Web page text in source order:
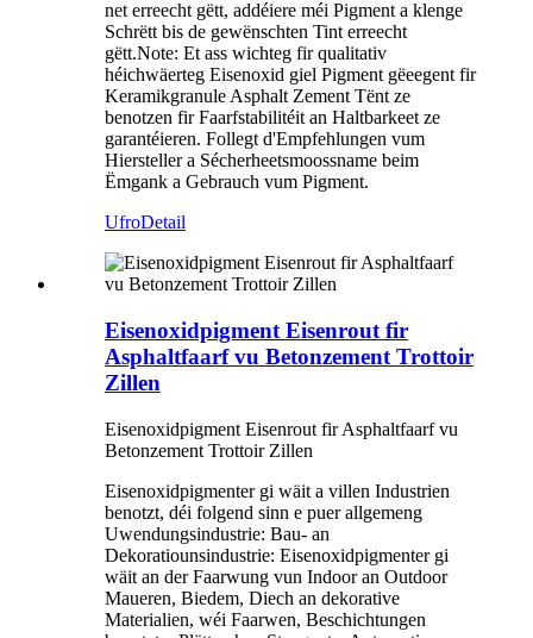
net erreecht gëtt, addéiere méi Pigment a klenge
Schrëtt bis de gewënschten Tint erreecht
gëtt.Note: Et ass wichteg fir qualitativ
héichwäerteg Eisenoxid giel Pigment gëeegent fir
Keramikgranule Asphalt Zement Tënt ze
benotzen fir Faarfstabilitéit an Haltbarkeet ze
garantéieren. Follegt d'Empfehlungen vum
Hiersteller a Sécherheetsmoossname beim
Ëmgank a Gebrauch vum Pigment.
UfroDetail
Eisenoxidpigment Eisenrout fir
Asphaltfaarf vu Betonzement Trottoir
Zillen
Eisenoxidpigment Eisenrout fir Asphaltfaarf vu
Betonzement Trottoir Zillen
Eisenoxidpigmenter gi wäit a villen Industrien
benotzt, déi folgend sinn e puer allgemeng
Uwendungsindustrie: Bau- an
Dekoratiounsindustrie: Eisenoxidpigmenter gi
wäit an der Faarwung vun Indoor an Outdoor
Maueren, Biedem, Diech an dekorative
Materialien, wéi Faarwen, Beschichtungen